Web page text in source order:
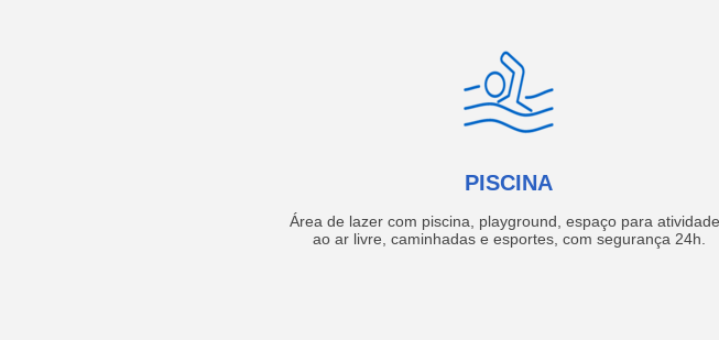
PISCINA
Área de lazer com piscina, playground, espaço para
ao ar livre, caminhadas e esportes, com segurança 24h.